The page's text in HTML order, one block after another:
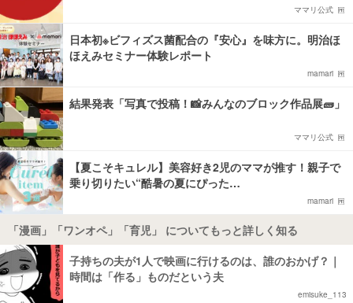
ママリ公式
日本初※ビフィズス菌配合の『安心』を味方に。明治ほ
ほえみセミナー体験レポート
mamari
結果発表「写真で投稿！📸みんなのブロック作品展🧱」
ママリ公式
【夏こそキュレル】美容好き2児のママが推す！親子で
乗り切りたい“酷暑の夏にぴった…
mamari
「漫画」「ワンオペ」「育児」 についてもっと詳しく知る
子持ちの夫が1人で映画に行けるのは、誰のおかげ？｜
時間は「作る」ものだという夫
emisuke_113